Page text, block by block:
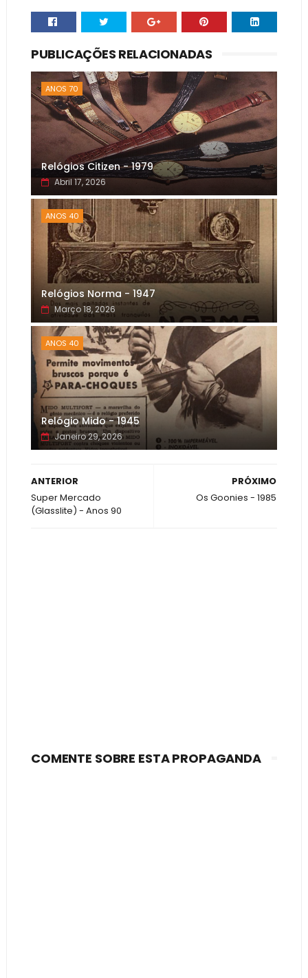
PUBLICAÇÕES RELACIONADAS
ANOS 70
Relógios Citizen - 1979
Abril 17, 2026
ANOS 40
Relógios Norma - 1947
Março 18, 2026
ANOS 40
Relógio Mido - 1945
Janeiro 29, 2026
PRÓXIMO
Os Goonies - 1985
ANTERIOR
Super Mercado
(Glasslite) - Anos 90
COMENTE SOBRE ESTA PROPAGANDA